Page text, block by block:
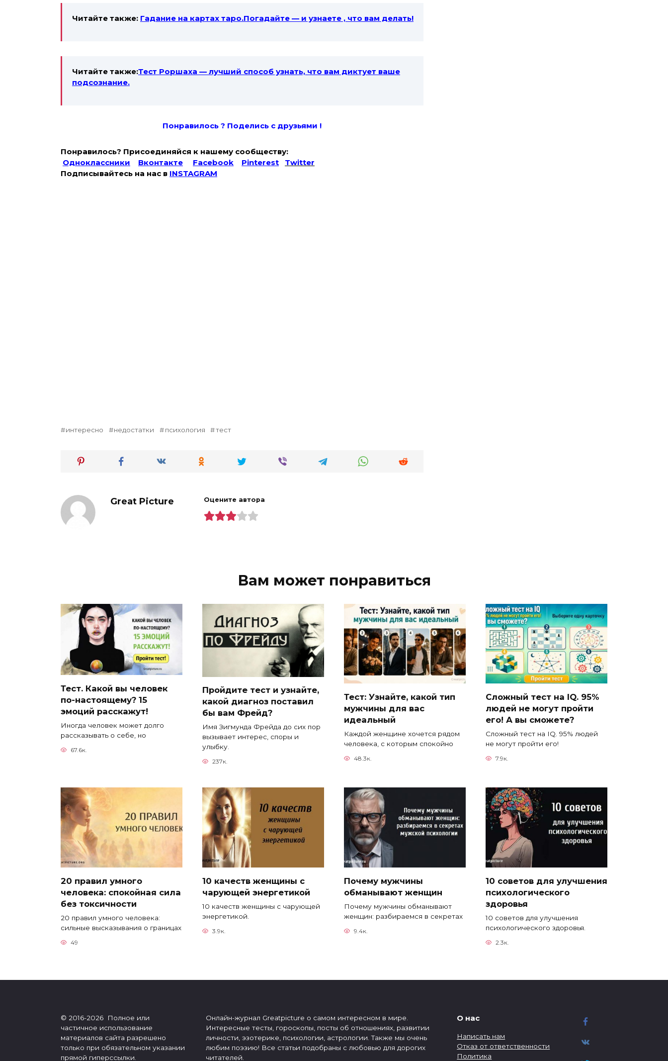
Читайте также: Гадание на картах таро.Погадайте — и узнаете , что вам делать!
Читайте также:Тест Роршаха — лучший способ узнать, что вам диктует ваше
подсознание.
Понравилось ? Поделись с друзьями !
Понравилось? Присоединяйся к нашему сообществу:
Одноклассники
Вконтакте Facebook Pinterest
Twitter
Подписывайтесь на наc в INSTAGRAM
интересно недостатки психология тест
Great Picture Оцените автора
Вам может понравиться
Тест. Какой вы человек
по-настоящему? 15
эмоций расскажут!
Иногда человек может долго
рассказывать о себе, но
67.6к.
Пройдите тест и узнайте,
какой диагноз поставил
бы вам Фрейд?
Имя Зигмунда Фрейда до сих пор
вызывает интерес, споры и
улыбку.
237к.
Тест: Узнайте, какой тип
мужчины для вас
идеальный
Каждой женщине хочется рядом
человека, с которым спокойно
48.3к.
Сложный тест на IQ. 95%
людей не могут пройти
его! А вы сможете?
Сложный тест на IQ. 95% людей
не могут пройти его!
7.9к.
20 правил умного
человека: спокойная сила
без токсичности
20 правил умного человека:
сильные высказывания о границах
49
10 качеств женщины с
чарующей энергетикой
10 качеств женщины с чарующей
энергетикой.
3.9к.
Почему мужчины
обманывают женщин
Почему мужчины обманывают
женщин: разбираемся в секретах
9.4к.
10 советов для улучшения
психологического
здоровья
10 советов для улучшения
психологического здоровья.
2.3к.
© 2016-2026 Полное или
частичное использование
материалов сайта разрешено
только при обязательном указании
прямой гиперссылки.
Онлайн-журнал Greatpicture о самом интересном в мире.
Интересные тесты, гороскопы, посты об отношениях, развитии
личности, эзотерике, психологии, астрологии. Также мы очень
любим поэзию! Все статьи подобраны с любовью для дорогих
читателей.
О нас
Написать нам
Отказ от ответственности
Политика